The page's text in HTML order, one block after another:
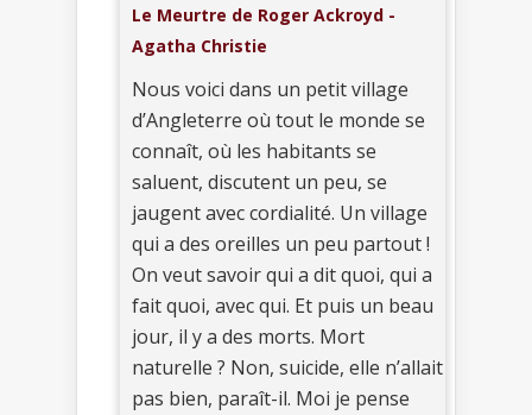
Le Meurtre de Roger Ackroyd -
Agatha Christie
Nous voici dans un petit village
d’Angleterre où tout le monde se
connaît, où les habitants se
saluent, discutent un peu, se
jaugent avec cordialité. Un village
qui a des oreilles un peu partout !
On veut savoir qui a dit quoi, qui a
fait quoi, avec qui. Et puis un beau
jour, il y a des morts. Mort
naturelle ? Non, suicide, elle n’allait
pas bien, paraît-il. Moi je pense